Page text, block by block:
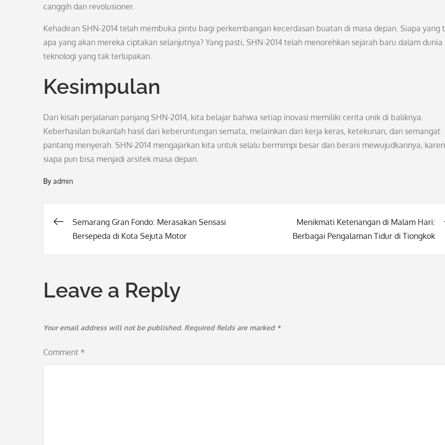
canggih dan revolusioner.
Kehadiran SHN-2014 telah membuka pintu bagi perkembangan kecerdasan buatan di masa depan. Siapa yang
apa yang akan mereka ciptakan selanjutnya? Yang pasti, SHN-2014 telah menorehkan sejarah baru dalam dunia
teknologi yang tak terlupakan.
Kesimpulan
Dari kisah perjalanan panjang SHN-2014, kita belajar bahwa setiap inovasi memiliki cerita unik di baliknya.
Keberhasilan bukanlah hasil dari keberuntungan semata, melainkan dari kerja keras, ketekunan, dan semangat
pantang menyerah. SHN-2014 mengajarkan kita untuk selalu bermimpi besar dan berani mewujudkannya,
siapa pun bisa menjadi arsitek masa depan.
By admin
Post
Semarang Gran Fondo: Merasakan Sensasi
Bersepeda di Kota Sejuta Motor
Menikmati Ketenangan di Malam Hari:
Berbagai Pengalaman Tidur di Tiongkok
Leave a Reply
Your email address will not be published. Required fields are marked *
Comment *